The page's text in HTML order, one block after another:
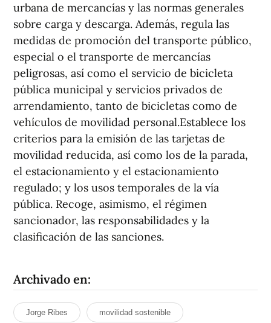
urbana de mercancías y las normas generales
sobre carga y descarga. Además, regula las
medidas de promoción del transporte público,
especial o el transporte de mercancías
peligrosas, así como el servicio de bicicleta
pública municipal y servicios privados de
arrendamiento, tanto de bicicletas como de
vehículos de movilidad personal.Establece los
criterios para la emisión de las tarjetas de
movilidad reducida, así como los de la parada,
el estacionamiento y el estacionamiento
regulado; y los usos temporales de la vía
pública. Recoge, asimismo, el régimen
sancionador, las responsabilidades y la
clasificación de las sanciones.
Archivado en:
Jorge Ribes movilidad sostenible